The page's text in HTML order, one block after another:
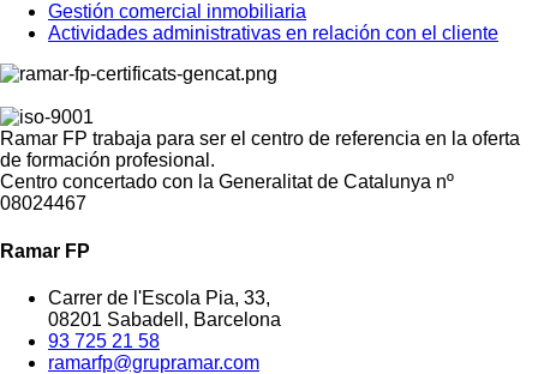
Gestión comercial inmobiliaria
Actividades administrativas en relación con el cliente
Ramar FP trabaja para ser el centro de referencia en la oferta
de formación profesional.
Centro concertado con la Generalitat de Catalunya nº
08024467
Ramar FP
Carrer de l'Escola Pia, 33,
08201 Sabadell, Barcelona
93 725 21 58
ramarfp@grupramar.com